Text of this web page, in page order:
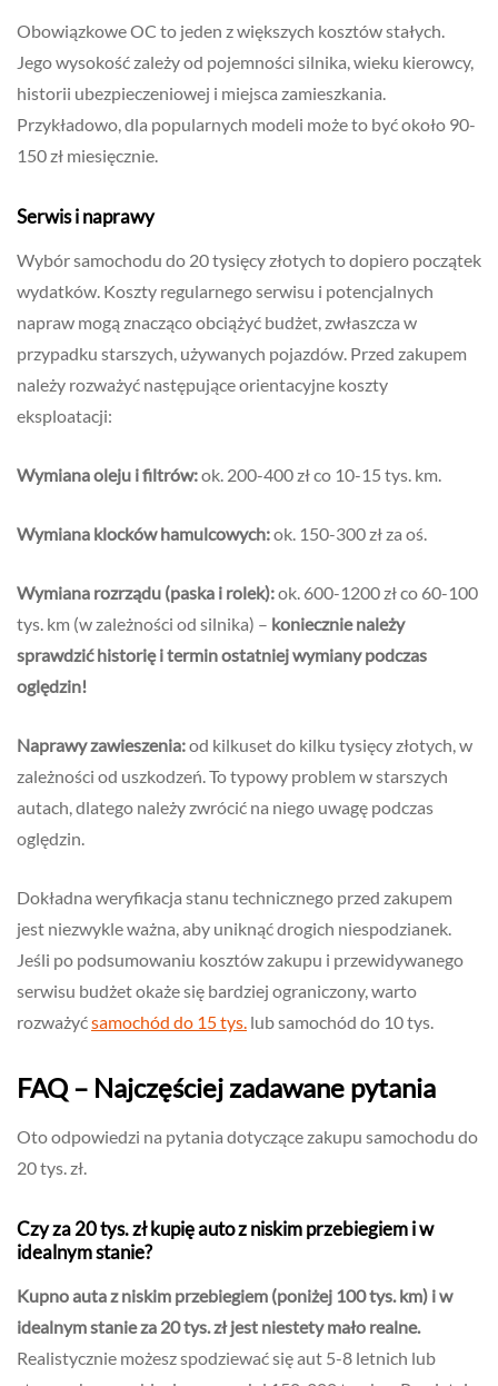
Obowiązkowe OC to jeden z większych kosztów stałych.
Jego wysokość zależy od pojemności silnika, wieku kierowcy,
historii ubezpieczeniowej i miejsca zamieszkania.
Przykładowo, dla popularnych modeli może to być około 90-
150 zł miesięcznie.
Serwis i naprawy
Wybór samochodu do 20 tysięcy złotych to dopiero początek
wydatków. Koszty regularnego serwisu i potencjalnych
napraw mogą znacząco obciążyć budżet, zwłaszcza w
przypadku starszych, używanych pojazdów. Przed zakupem
należy rozważyć następujące orientacyjne koszty
eksploatacji:
Wymiana oleju i filtrów:ok. 200-400 zł co 10-15 tys. km.
Wymiana klocków hamulcowych:ok. 150-300 zł za oś.
Wymiana rozrządu (paska i rolek):ok. 600-1200 zł co 60-100
tys. km (w zależności od silnika) – koniecznie należy
sprawdzić historię i termin ostatniej wymiany podczas
oględzin!
Naprawy zawieszenia:od kilkuset do kilku tysięcy złotych, w
zależności od uszkodzeń. To typowy problem w starszych
autach, dlatego należy zwrócić na niego uwagę podczas
oględzin.
Dokładna weryfikacja stanu technicznego przed zakupem
jest niezwykle ważna, aby uniknąć drogich niespodzianek.
Jeśli po podsumowaniu kosztów zakupu i przewidywanego
serwisu budżet okaże się bardziej ograniczony, warto
rozważyćsamochód do 15 tys. lub samochód do 10 tys.
FAQ – Najczęściej zadawane pytania
Oto odpowiedzi na pytania dotyczące zakupu samochodu do
20 tys. zł.
Czy za 20 tys. zł kupię auto z niskim przebiegiem i w
idealnym stanie?
Kupno auta z niskim przebiegiem (poniżej 100 tys. km) i w
idealnym stanie za 20 tys. zł jest niestety mało realne.
Realistycznie możesz spodziewać się aut 5-8 letnich lub